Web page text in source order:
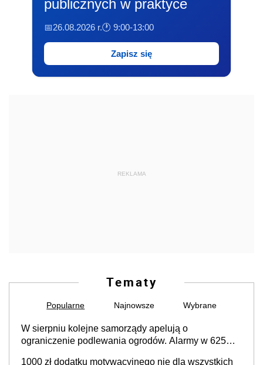
publicznych w praktyce
📅26.08.2026 r.🕐 9:00-13:00
Zapisz się
REKLAMA
Tematy
Popularne Najnowsze Wybrane
W sierpniu kolejne samorządy apelują o
ograniczenie podlewania ogrodów. Alarmy w 625
1000 zł dodatku motywacyjnego nie dla wszystkich